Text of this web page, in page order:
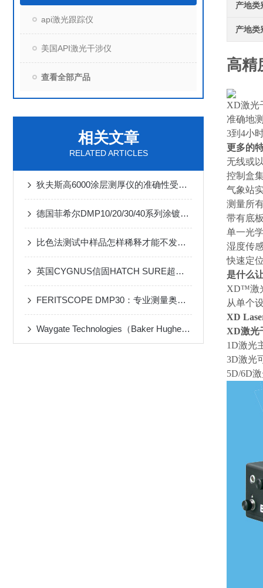
api激光跟踪仪
美国API激光干涉仪
查看全部产品
相关文章
RELATED ARTICLES
狄夫斯高6000涂层测厚仪的准确性受到哪些因素的影响？
德国菲希尔DMP10/20/30/40系列涂镀层测厚仪：涂镀层厚度测量之选
比色法测试中样品怎样稀释才能不发生干扰
英国CYGNUS信固HATCH SURE超声波舱口盖测漏仪操作步骤
FERITSCOPE DMP30：专业测量奥氏体钢和双相钢中铁素体含量的仪器
Waygate Technologies（Baker Hughes旗下）便携式超声波检测仪
产地类
产地类
高精
XD激光
准确地
3到4小
更多的
无线或
控制盒
气象站
测量所
带有底
单一光
湿度传
快速定
是什么
XD™激
从单个
XD
XD激光
1D激光
3D激光
5D/6D